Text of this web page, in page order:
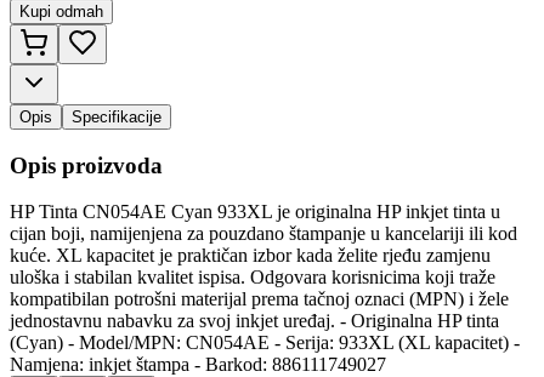
Kupi odmah
Opis Specifikacije
Opis proizvoda
HP Tinta CN054AE Cyan 933XL je originalna HP inkjet tinta u
cijan boji, namijenjena za pouzdano štampanje u kancelariji ili kod
kuće. XL kapacitet je praktičan izbor kada želite rjeđu zamjenu
uloška i stabilan kvalitet ispisa. Odgovara korisnicima koji traže
kompatibilan potrošni materijal prema tačnoj oznaci (MPN) i žele
jednostavnu nabavku za svoj inkjet uređaj. - Originalna HP tinta
(Cyan) - Model/MPN: CN054AE - Serija: 933XL (XL kapacitet) -
Namjena: inkjet štampa - Barkod: 886111749027